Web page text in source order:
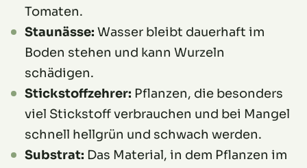
Tomaten.
Staunässe: Wasser bleibt dauerhaft im
Boden stehen und kann Wurzeln
schädigen.
Stickstoffzehrer: Pflanzen, die besonders
viel Stickstoff verbrauchen und bei Mangel
schnell hellgrün und schwach werden.
Substrat: Das Material, in dem Pflanzen im